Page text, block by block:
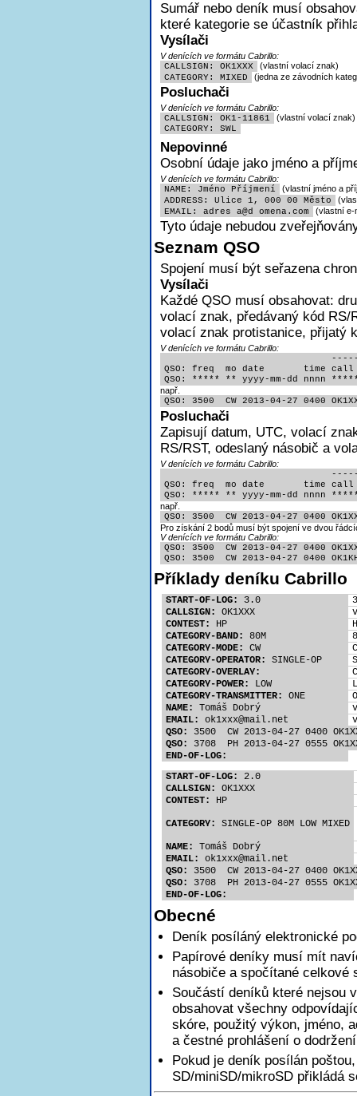
Sumář nebo deník musí
které kategorie se účastník
Vysílači
V denících ve formátu Cabrillo:
CALLSIGN: OK1XXX
(vlastní volací znak)
CATEGORY: MIXED
(jedna ze závodních
Posluchači
V denících ve formátu Cabrillo:
CALLSIGN: OK1-11861
(vlastní volací znak)
CATEGORY: SWL
Nepovinné
Osobní údaje jako jméno a
V denících ve formátu Cabrillo:
NAME: Jméno Příjmení
(vlastní jméno a
ADDRESS: Ulice 1, 000 00 Město
EMAIL: adres a@d omena.com (vlastní e-
Tyto údaje nebudou
Seznam QSO
Spojení musí být seřazena
Vysílači
Každé QSO musí obsahovat:
volací znak, předávaný kód RS/
volací znak protistanice, přijatý
V denících ve formátu Cabrillo:
QSO: freq  mo date       time
QSO: ***** ** yyyy-mm-dd nnnn
např.
QSO: 3500  CW 2013-04-27 0400
Posluchači
Zapisují datum, UTC, volací
RS/RST, odeslaný násobič a
V denících ve formátu Cabrillo:
QSO: freq  mo date       time
QSO: ***** ** yyyy-mm-dd nnnn
např.
QSO: 3500  CW 2013-04-27 0400
Pro získání 2 bodů musí být spojení ve dvou
V denících ve formátu Cabrillo:
QSO: 3500  CW 2013-04-27 0400
QSO: 3500  CW 2013-04-27 0400
Příklady deníku Cabrillo
START-OF-LOG: 3.0
CALLSIGN:
OK1XXX
CONTEST:
HP
CATEGORY-BAND:
80M
CATEGORY-MODE:
CW
CATEGORY-OPERATOR:
SINGLE-OP
CATEGORY-OVERLAY:
CATEGORY-POWER:
LOW
CATEGORY-TRANSMITTER:
ONE
NAME:
Tomáš Dobrý
EMAIL:
ok1xxx@mail.net
QSO:
3500  CW 2013-04-27 0400
QSO:
3708  PH 2013-04-27 0555
END-OF-LOG:
START-OF-LOG:
2.0
CALLSIGN:
OK1XXX
CONTEST:
HP
CATEGORY: SINGLE-OP 80M LOW MIXED
NAME:
Tomáš Dobrý
EMAIL:
ok1xxx@mail.net
QSO:
3500  CW 2013-04-27 0400
QSO:
3708  PH 2013-04-27 0555
END-OF-LOG:
Obecné
Deník posíláný elektronické
Papírové deníky musí mít
násobiče a spočítané celkové
Součástí deníků které nejsou
obsahovat všechny
skóre, použitý výkon, jméno,
a čestné prohlášení o
Pokud je deník posílán
SD/miniSD/mikroSD přikládá